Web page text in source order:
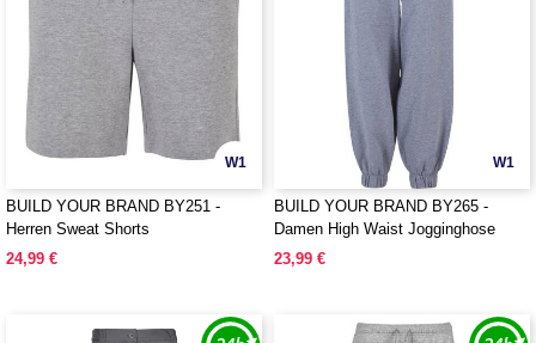
W1
BUILD YOUR BRAND BY251 -
Herren Sweat Shorts
24,99 €
W1
BUILD YOUR BRAND BY265 -
Damen High Waist Jogginghose
23,99 €